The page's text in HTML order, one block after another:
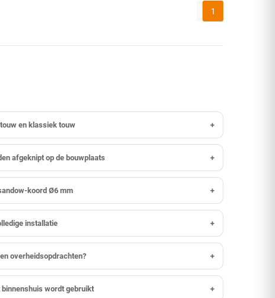
1
en klassiek touw +
afgeknipt op de bouwplaats +
koord Ø6 mm +
installatie +
overheidsopdrachten? +
wordt gebruikt +